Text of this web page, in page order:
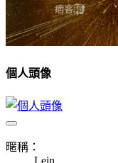
個人頭像
暱稱：
Lein